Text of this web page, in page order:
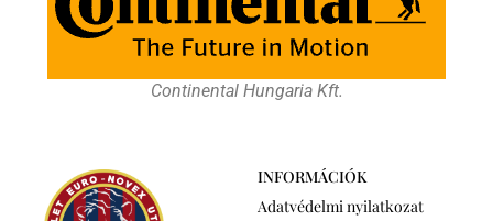
Continental Hungaria Kft.
INFORMÁCIÓK
Adatvédelmi nyilatkozat